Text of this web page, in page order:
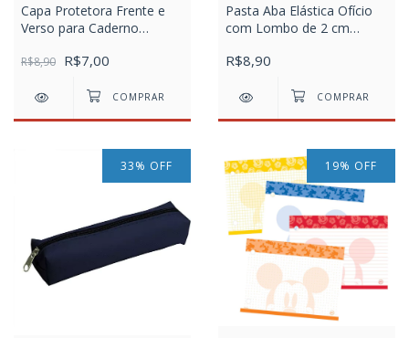
Capa Protetora Frente e
Verso para Caderno
R$8,90 R$7,00
Pasta Aba Elástica Ofício
com Lombo de 2 cm
R$8,90
33% OFF 19% OFF